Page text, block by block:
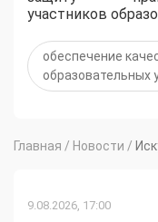
участников
обеспечение
образовательных
Главная / Новости /
9.08.2026, 17:00